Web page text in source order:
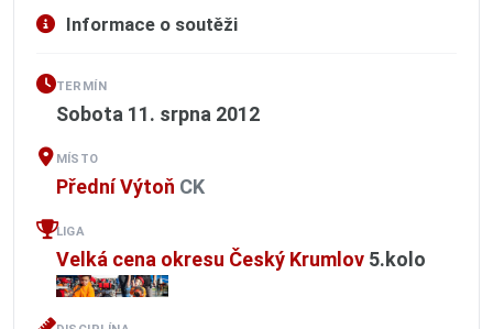
Informace o soutěži
TERMÍN
Sobota 11. srpna 2012
MÍSTO
Přední Výtoň CK
LIGA
Velká cena okresu Český Krumlov5.kolo